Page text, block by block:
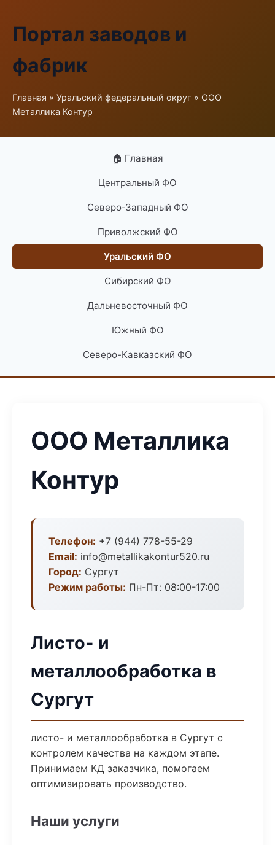
Портал заводов и
фабрик
Главная » Уральский федеральный округ » ООО
Металлика Контур
🏠 Главная
Центральный ФО
Северо-Западный ФО
Приволжский ФО
Уральский ФО
Сибирский ФО
Дальневосточный ФО
Южный ФО
Северо-Кавказский ФО
ООО Металлика
Контур
Телефон: +7 (944) 778-55-29
Email: info@metallikakontur520.ru
Город: Сургут
Режим работы: Пн-Пт: 08:00-17:00
Листо- и
металлообработка в
Сургут
листо- и металлообработка в Сургут с
контролем качества на каждом этапе.
Принимаем КД заказчика, помогаем
оптимизировать производство.
Наши услуги